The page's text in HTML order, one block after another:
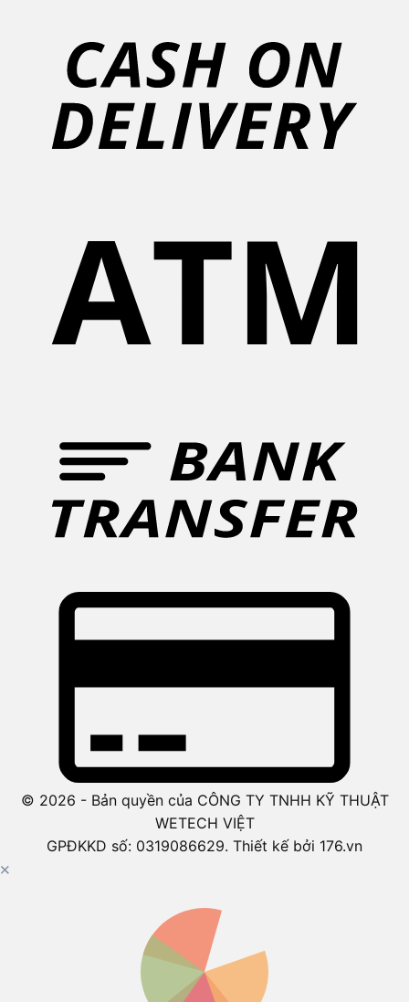
© 2026 - Bản quyền của CÔNG TY TNHH KỸ THUẬT
WETECH VIỆT
GPĐKKD số: 0319086629. Thiết kế bởi 176.vn